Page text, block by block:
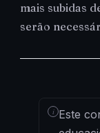
mais subidas
serão
i Este